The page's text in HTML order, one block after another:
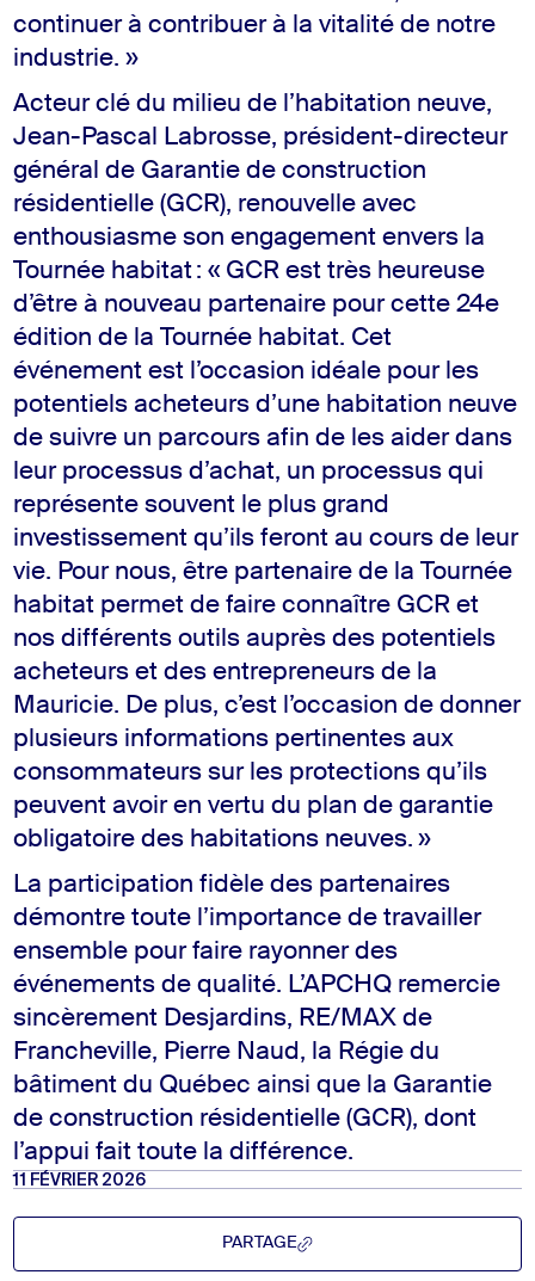
continuer à contribuer à la vitalité de notre
industrie. »
Acteur clé du milieu de l’habitation neuve,
Jean-Pascal Labrosse, président-directeur
général de Garantie de construction
résidentielle (GCR), renouvelle avec
enthousiasme son engagement envers la
Tournée habitat : « GCR est très heureuse
d’être à nouveau partenaire pour cette 24e
édition de la Tournée habitat. Cet
événement est l’occasion idéale pour les
potentiels acheteurs d’une habitation neuve
de suivre un parcours afin de les aider dans
leur processus d’achat, un processus qui
représente souvent le plus grand
investissement qu’ils feront au cours de leur
vie. Pour nous, être partenaire de la Tournée
habitat permet de faire connaître GCR et
nos différents outils auprès des potentiels
acheteurs et des entrepreneurs de la
Mauricie. De plus, c’est l’occasion de donner
plusieurs informations pertinentes aux
consommateurs sur les protections qu’ils
peuvent avoir en vertu du plan de garantie
obligatoire des habitations neuves. »
La participation fidèle des partenaires
démontre toute l’importance de travailler
ensemble pour faire rayonner des
événements de qualité. L’APCHQ remercie
sincèrement Desjardins, RE/MAX de
Francheville, Pierre Naud, la Régie du
bâtiment du Québec ainsi que la Garantie
de construction résidentielle (GCR), dont
l’appui fait toute la différence.
11 FÉVRIER 2026
PARTAGE